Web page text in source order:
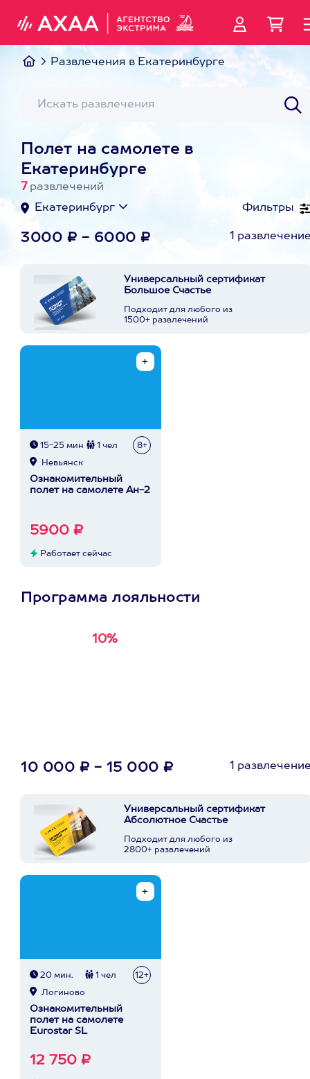
Развлечения в Екатеринбурге
Полет на самолете в
Екатеринбурге
7 развлечений
Фильтры
Екатеринбург
3000 ₽ - 6000 ₽ 1
Универсальный сертификат
Большое Счастье
Подходит для любого из
1500+ развлечений
15-25 мин 1 чел 8+
Невьянск
Ознакомительный
полет на самолете Ан-2
5900 ₽
Работает сейчас
Программа лояльности
10%
10 000 ₽ - 15 000 ₽ 1
Универсальный сертификат
Абсолютное Счастье
Подходит для любого из
2800+ развлечений
20 мин. 1 чел 12+
Логиново
Ознакомительный
полет на самолете
Eurostar SL
12 750 ₽